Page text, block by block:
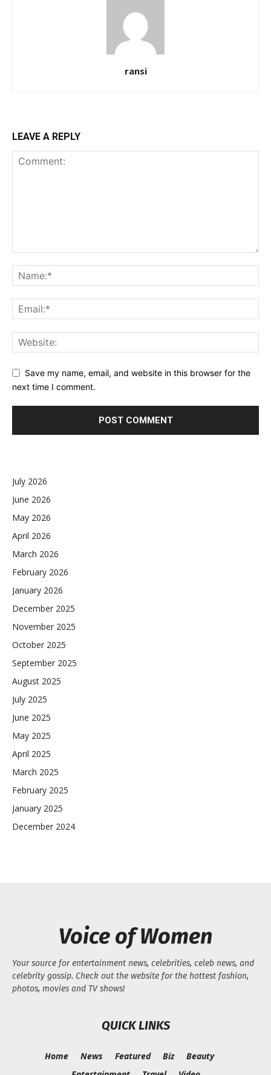
ransi
LEAVE A REPLY
Save my name, email, and website in this browser for the
next time I comment.
July 2026
June 2026
May 2026
April 2026
March 2026
February 2026
January 2026
December 2025
November 2025
October 2025
September 2025
August 2025
July 2025
June 2025
May 2025
April 2025
March 2025
February 2025
January 2025
December 2024
Voice of Women
Your source for entertainment news, celebrities, celeb news, and
celebrity gossip. Check out the website for the hottest fashion,
photos, movies and TV shows!
QUICK LINKS
Home News Featured Biz
Beauty